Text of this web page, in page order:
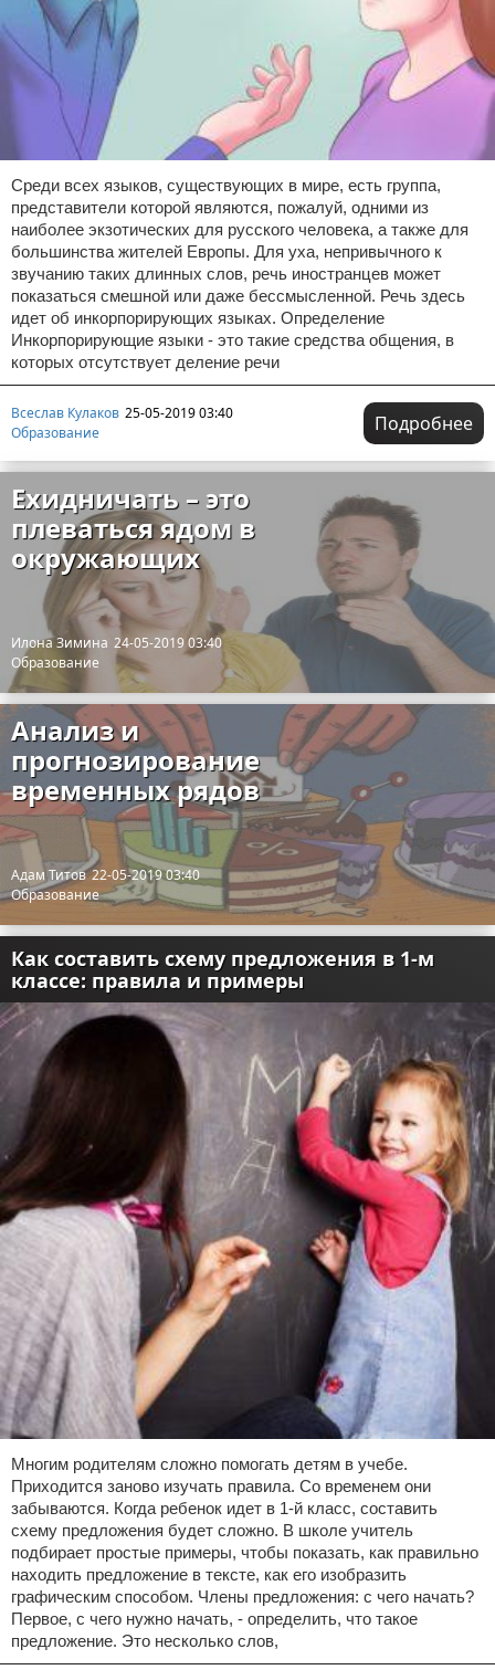
Среди всех языков, существующих в мире, есть группа,
представители которой являются, пожалуй, одними из
наиболее экзотических для русского человека, а также для
большинства жителей Европы. Для уха, непривычного к
звучанию таких длинных слов, речь иностранцев может
показаться смешной или даже бессмысленной. Речь здесь
идет об инкорпорирующих языках. Определение
Инкорпорирующие языки - это такие средства общения, в
которых отсутствует деление речи
Всеслав Кулаков 25-05-2019 03:40
Образование
Подробнее
Ехидничать – это
плеваться ядом в
окружающих
Илона Зимина 24-05-2019 03:40
Образование
Анализ и
прогнозирование
временных рядов
Адам Титов 22-05-2019 03:40
Образование
Как составить схему предложения в 1-м
классе: правила и примеры
Многим родителям сложно помогать детям в учебе.
Приходится заново изучать правила. Со временем они
забываются. Когда ребенок идет в 1-й класс, составить
схему предложения будет сложно. В школе учитель
подбирает простые примеры, чтобы показать, как правильно
находить предложение в тексте, как его изобразить
графическим способом. Члены предложения: с чего начать?
Первое, с чего нужно начать, - определить, что такое
предложение. Это несколько слов,